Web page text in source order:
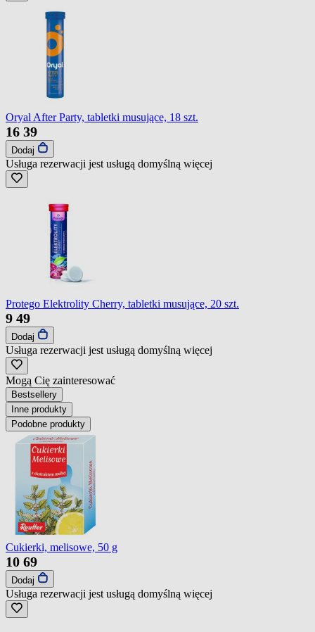
Oryal After Party, tabletki musujące, 18 szt.
16 39
Dodaj
Usługa rezerwacji jest usługą domyślną więcej
Protego Elektrolity Cherry, tabletki musujące, 20 szt.
9 49
Dodaj
Usługa rezerwacji jest usługą domyślną więcej
Mogą Cię zainteresować
Bestsellery
Inne produkty
Podobne produkty
Cukierki, melisowe, 50 g
10 69
Dodaj
Usługa rezerwacji jest usługą domyślną więcej